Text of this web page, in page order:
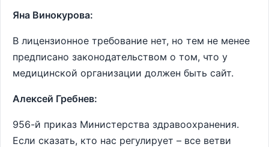
Яна Винокурова:
В лицензионное требование нет, но тем не менее
предписано законодательством о том, что у
медицинской организации должен быть сайт.
Алексей Гребнев:
956-й приказ Министерства здравоохранения.
Если сказать, кто нас регулирует – все ветви